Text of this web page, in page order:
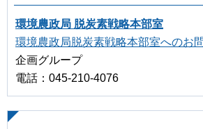
環境農政局 脱炭素戦略本部室
環境農政局脱炭素戦略本部室へのお
企画グループ
電話：045-210-4076